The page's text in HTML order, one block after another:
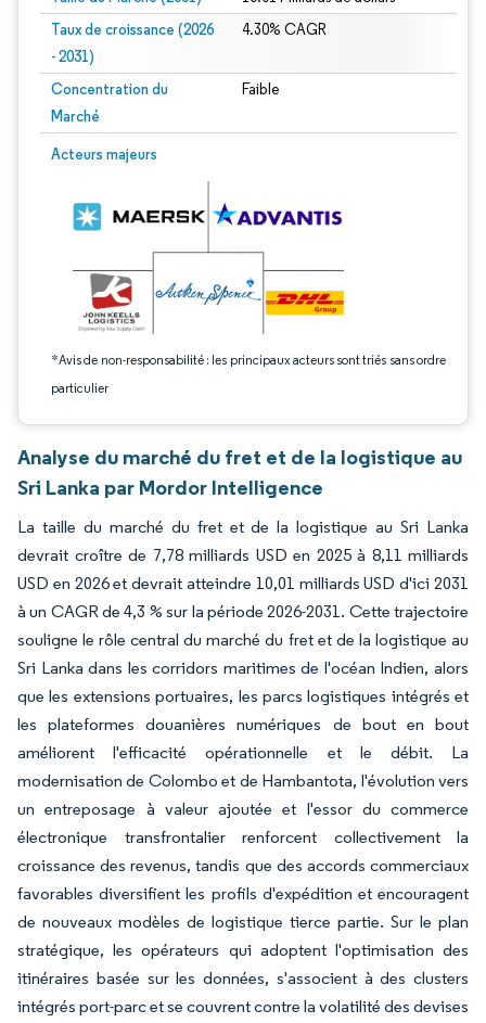
Taux de croissance (2026
- 2031)
4.30% CAGR
Concentration du
Marché
Faible
Acteurs majeurs
*Avis de non-responsabilité : les principaux acteurs sont triés sans ordre
particulier
Image © Mordor Intelligence. La réutilisation nécessite une attribution sous CC
Analyse du marché du fret et de la logistique au
Sri Lanka par Mordor Intelligence
La taille du marché du fret et de la logistique au Sri Lanka
devrait croître de 7,78 milliards USD en 2025 à 8,11 milliards
USD en 2026 et devrait atteindre 10,01 milliards USD d'ici 2031
à un CAGR de 4,3 % sur la période 2026-2031. Cette trajectoire
souligne le rôle central du marché du fret et de la logistique au
Sri Lanka dans les corridors maritimes de l'océan Indien, alors
que les extensions portuaires, les parcs logistiques intégrés et
les plateformes douanières numériques de bout en bout
améliorent l'efficacité opérationnelle et le débit. La
modernisation de Colombo et de Hambantota, l'évolution vers
un entreposage à valeur ajoutée et l'essor du commerce
électronique transfrontalier renforcent collectivement la
croissance des revenus, tandis que des accords commerciaux
favorables diversifient les profils d'expédition et encouragent
de nouveaux modèles de logistique tierce partie. Sur le plan
stratégique, les opérateurs qui adoptent l'optimisation des
itinéraires basée sur les données, s'associent à des clusters
intégrés port-parc et se couvrent contre la volatilité des devises